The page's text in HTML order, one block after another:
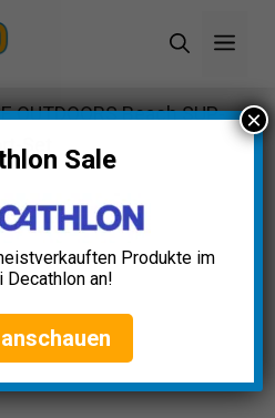
OUTDOORS Beach SUP-
Set
Sale
Produkte im
Decathlon an!
×